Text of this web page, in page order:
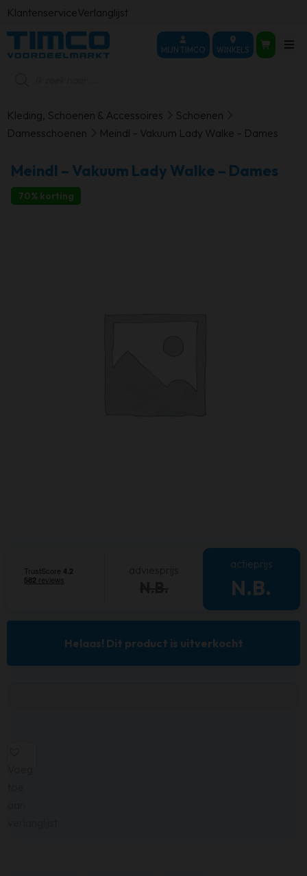
KlantenserviceVerlanglijst
MIJN TIMCO WINKELS
Kleding, Schoenen & Accessoires
Schoenen
Damesschoenen
Meindl – Vakuum Lady Walke – Dames
Meindl – Vakuum Lady Walke – Dames
70% korting
actieprijs
N.B.
Helaas! Dit product is uitverkocht